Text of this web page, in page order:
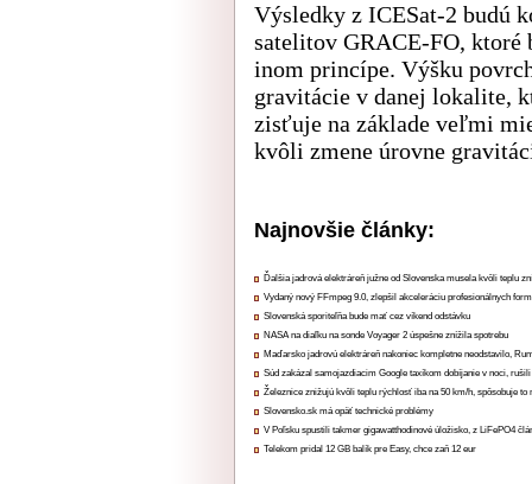
Výsledky z ICESat-2 budú
satelitov GRACE-FO, ktoré
inom princípe. Výšku
gravitácie v danej lokalite,
zisťuje na základe veľmi
kvôli zmene úrovne
Najnovšie články:
Ďalšia jadrová elektráreň južne od Slovenska musela kvôli teplu
Vydaný nový FFmpeg 9.0, zlepšil akceleráciu profesionálnych
Slovenská sporiteľňa bude mať cez víkend odstávku
NASA na diaľku na sonde Voyager 2 úspešne znížila spotrebu
Maďarsko jadrovú elektráreň nakoniec kompletne neodstavilo,
Súd zakázal samojazdiacim Google taxíkom dobíjanie v noci,
Železnice znižujú kvôli teplu rýchlosť iba na 50 km/h, spôsobuje to
Slovensko.sk má opäť technické problémy
V Poľsku spustili takmer gigawatthodinové úložisko, z LiFePO4
Telekom pridal 12 GB balík pre Easy, chce zaň 12 eur